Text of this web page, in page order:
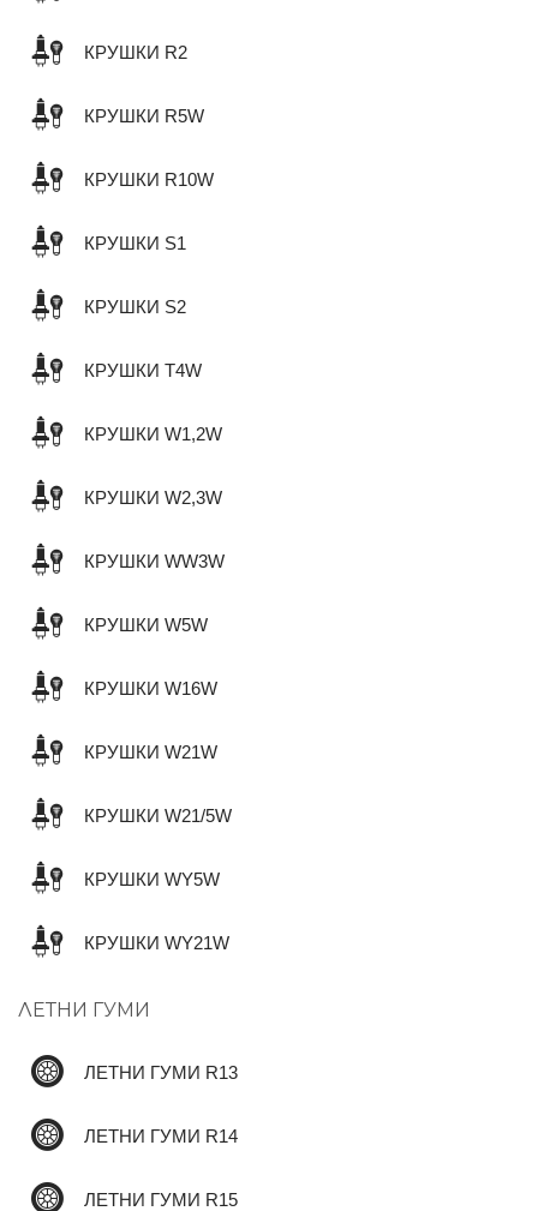
КРУШКИ R2
КРУШКИ R5W
КРУШКИ R10W
КРУШКИ S1
КРУШКИ S2
КРУШКИ T4W
КРУШКИ W1,2W
КРУШКИ W2,3W
КРУШКИ WW3W
КРУШКИ W5W
КРУШКИ W16W
КРУШКИ W21W
КРУШКИ W21/5W
КРУШКИ WY5W
КРУШКИ WY21W
ЛЕТНИ ГУМИ
ЛЕТНИ ГУМИ R13
ЛЕТНИ ГУМИ R14
ЛЕТНИ ГУМИ R15